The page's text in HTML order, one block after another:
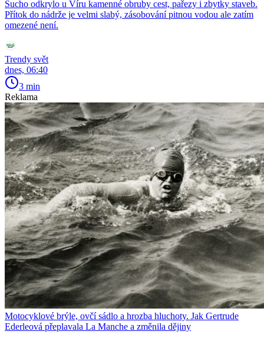
Sucho odkrylo u Víru kamenné obruby cest, pařezy i zbytky staveb.
Přítok do nádrže je velmi slabý, zásobování pitnou vodou ale zatím
omezené není.
Trendy svět
dnes, 06:40
3 min
Reklama
Motocyklové brýle, ovčí sádlo a hrozba hluchoty. Jak Gertrude
Ederleová přeplavala La Manche a změnila dějiny